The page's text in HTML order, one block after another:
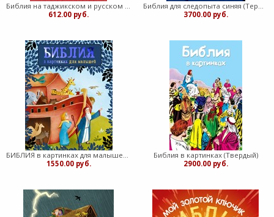
Библия на таджикском и русском языке (детская) (Твердый)
612.00 руб.
Библия для следопыта синяя (Термовинил)
3700.00 руб.
БИБЛИЯ в картинках для малышей (Твердый)
1550.00 руб.
Библия в картинках (Твердый)
2900.00 руб.